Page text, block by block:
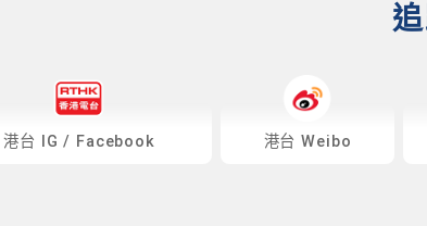
港台 IG / Facebook 港台 Weibo